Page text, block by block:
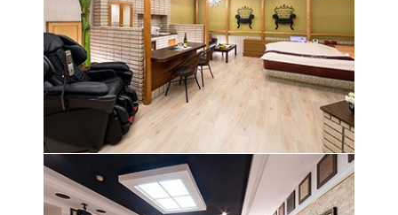
アジアンな雰囲気が楽しい気分にさせてくれる
広々とした